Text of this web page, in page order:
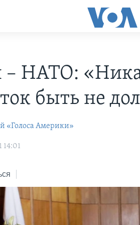
– НАТО:
быть не
«Голоса Америки»
14:01